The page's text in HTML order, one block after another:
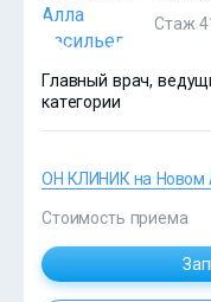
Стаж
Главный врач,
категории
ОН КЛИНИК на Новом
Стоимость приема